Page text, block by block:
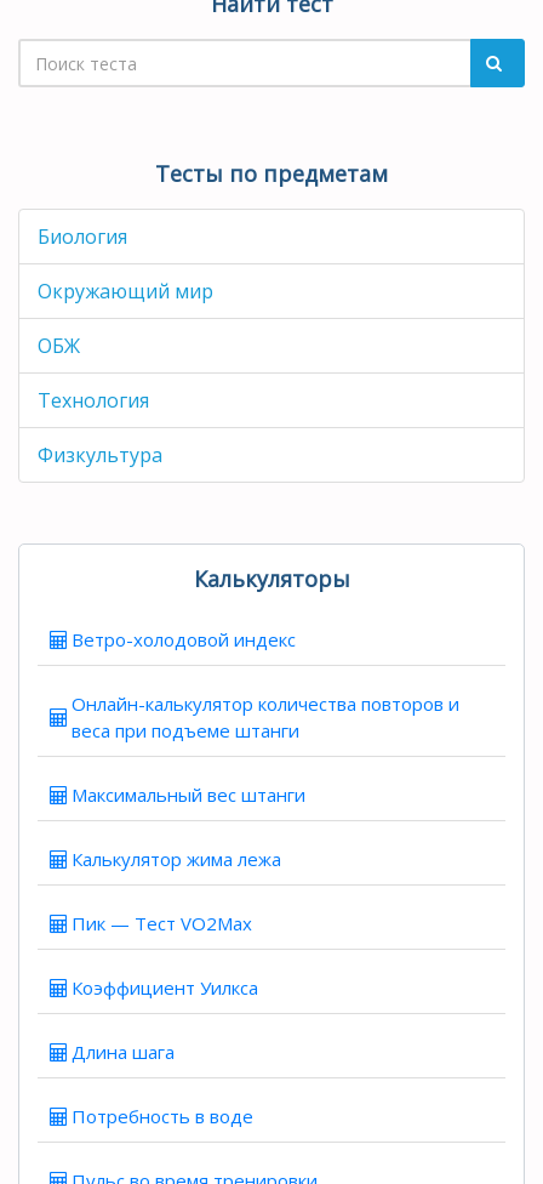
Тесты по предметам
Биология
Окружающий мир
ОБЖ
Технология
Физкультура
Калькуляторы
Ветро-холодовой индекс
Онлайн-калькулятор количества повторов и
веса при подъеме штанги
Максимальный вес штанги
Калькулятор жима лежа
Пик — Тест VO2Max
Коэффициент Уилкса
Длина шага
Потребность в воде